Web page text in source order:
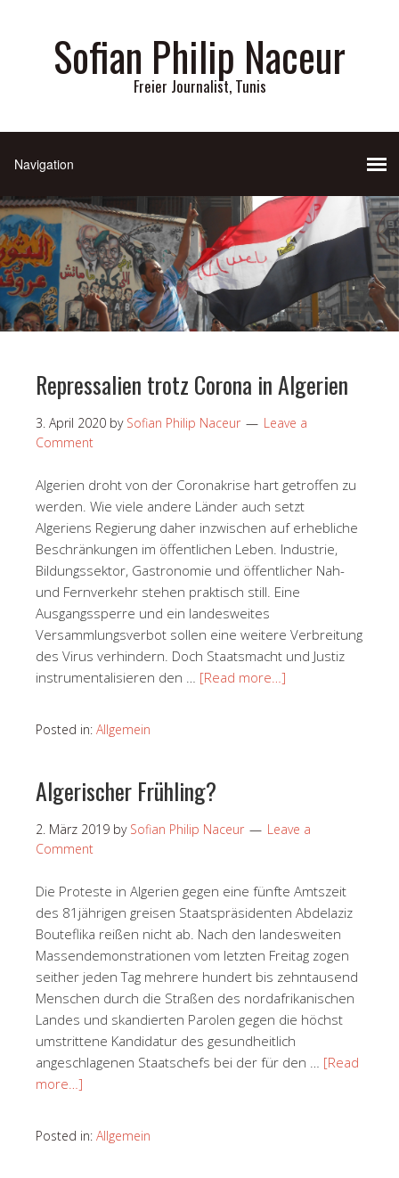
Sofian Philip Naceur
Freier Journalist, Tunis
Repressalien trotz Corona in Algerien
3. April 2020 by Sofian Philip Naceur
Leave a
Comment
Algerien droht von der Coronakrise hart getroffen zu
werden. Wie viele andere Länder auch setzt
Algeriens Regierung daher inzwischen auf erhebliche
Beschränkungen im öffentlichen Leben. Industrie,
Bildungssektor, Gastronomie und öffentlicher Nah-
und Fernverkehr stehen praktisch still. Eine
Ausgangssperre und ein landesweites
Versammlungsverbot sollen eine weitere Verbreitung
des Virus verhindern. Doch Staatsmacht und Justiz
instrumentalisieren den … [Read more…]
Posted in: Allgemein
Algerischer Frühling?
2. März 2019 by Sofian Philip Naceur
Leave a
Comment
Die Proteste in Algerien gegen eine fünfte Amtszeit
des 81jährigen greisen Staatspräsidenten Abdelaziz
Bouteflika reißen nicht ab. Nach den landesweiten
Massendemonstrationen vom letzten Freitag zogen
seither jeden Tag mehrere hundert bis zehntausend
Menschen durch die Straßen des nordafrikanischen
Landes und skandierten Parolen gegen die höchst
umstrittene Kandidatur des gesundheitlich
angeschlagenen Staatschefs bei der für den … [Read
more…]
Posted in: Allgemein